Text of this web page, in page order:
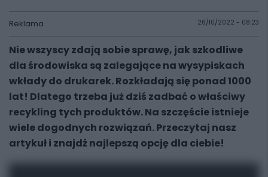
Reklama 26/10/2022 - 08:23
Nie wszyscy zdają sobie sprawę, jak szkodliwe
dla środowiska są zalegające na wysypiskach
wkłady do drukarek. Rozkładają się ponad 1000
lat! Dlatego trzeba już dziś zadbać o właściwy
recykling tych produktów. Na szczęście istnieje
wiele dogodnych rozwiązań. Przeczytaj nasz
artykuł i znajdź najlepszą opcję dla ciebie!